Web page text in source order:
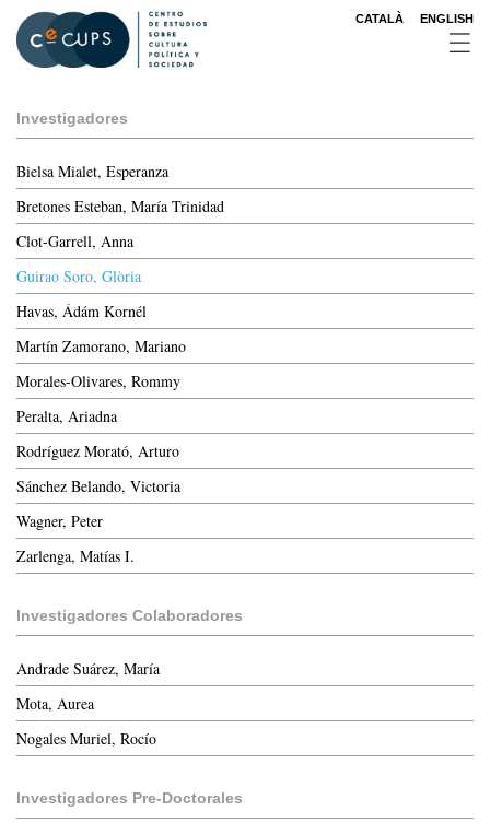
contenido
principal
CATALÀ ENGLISH
Investigadores
Bielsa Mialet, Esperanza
Bretones Esteban, María Trinidad
Clot-Garrell, Anna
Guirao Soro, Glòria
Havas, Ádám Kornél
Martín Zamorano, Mariano
Morales-Olivares, Rommy
Peralta, Ariadna
Rodríguez Morató, Arturo
Sánchez Belando, Victoria
Wagner, Peter
Zarlenga, Matías I.
Investigadores Colaboradores
Andrade Suárez, María
Mota, Aurea
Nogales Muriel, Rocío
Investigadores Pre-Doctorales